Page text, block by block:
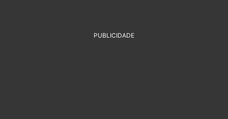
PUBLICIDADE